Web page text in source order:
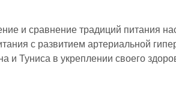
и сравнение традиций питания
с развитием артериальной
и Туниса в укреплении своего